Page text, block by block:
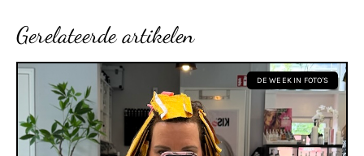
Gerelateerde artikelen
DE WEEK IN FOTO'S